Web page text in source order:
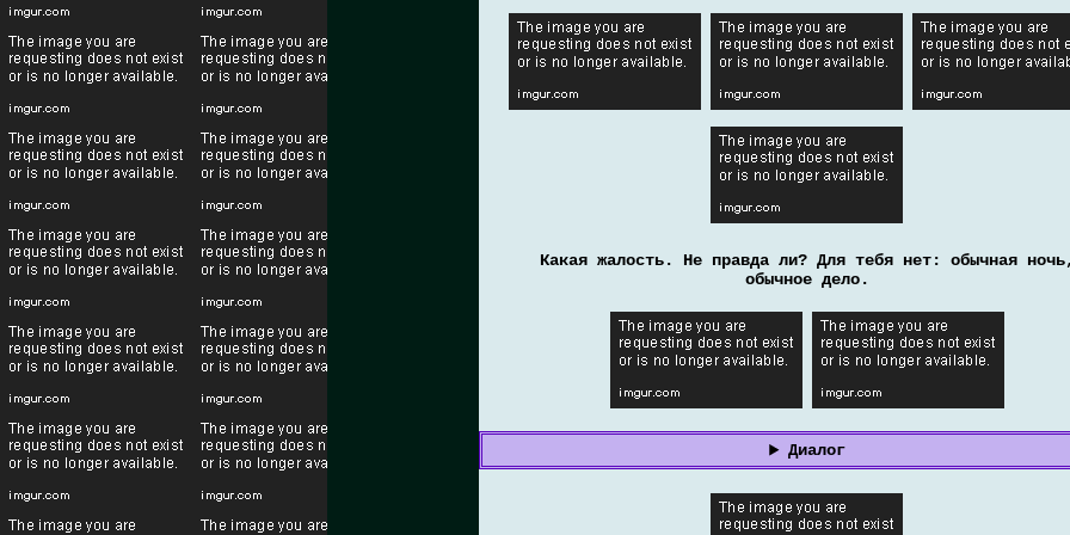
Какая жалость. Не правда ли? Для тебя нет: обычная
обычное дело.
Диалог